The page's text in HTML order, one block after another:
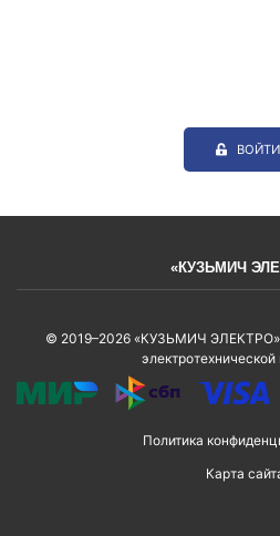
ВОЙТИ
«КУЗЬМИЧ
© 2019–2026 «КУЗЬМИЧ ЭЛЕКТРО»
Политика
Карта